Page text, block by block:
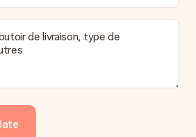
de livraison, type de